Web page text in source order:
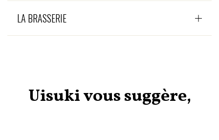
LA BRASSERIE
Uisuki vous suggère,